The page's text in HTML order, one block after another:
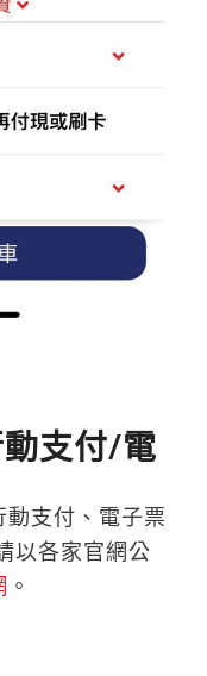
支付/電
支付、電子票
以各家官網公
。